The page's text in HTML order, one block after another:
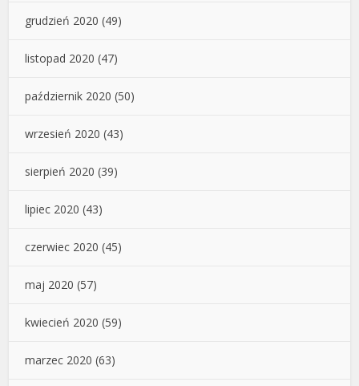
grudzień 2020 (49)
listopad 2020 (47)
październik 2020 (50)
wrzesień 2020 (43)
sierpień 2020 (39)
lipiec 2020 (43)
czerwiec 2020 (45)
maj 2020 (57)
kwiecień 2020 (59)
marzec 2020 (63)